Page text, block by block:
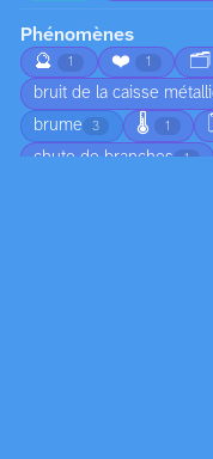
Phénomènes
🔮
1 ❤️ 1 🗂️
bruit de la caisse
brume 3 🌡️ 1
chute de branches 1